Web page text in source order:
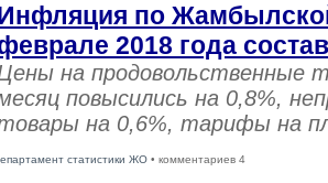
по
2018 года
на продовольственные
повысились на 0,8%,
на 0,6%, тарифы на
статистики ЖО • комментариев 4